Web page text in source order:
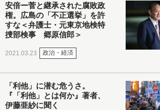
安倍ー菅と継承された腐敗政
権。広島の「不正選挙」を許
すな＜弁護士・元東京地検特
捜部検事 郷原信郎＞
2021.03.23 政治・経済
「利他」に潜む危うさ。
『「利他」とは何か』著者、
伊藤亜紗に聞く